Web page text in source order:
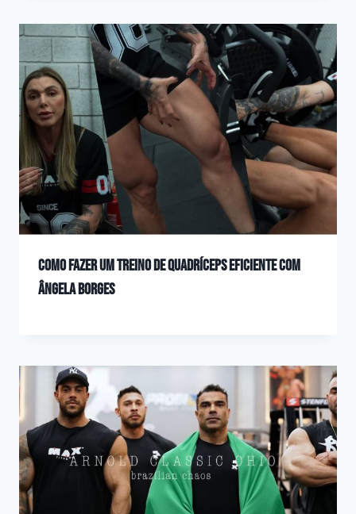
Como fazer um treino de quadríceps eficiente com
Ângela Borges